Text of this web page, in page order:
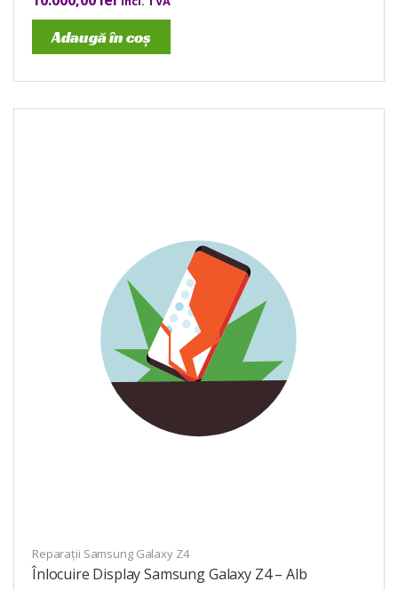
Adaugă în coș
Reparații Samsung Galaxy Z4
Înlocuire Display Samsung Galaxy Z4 – Alb